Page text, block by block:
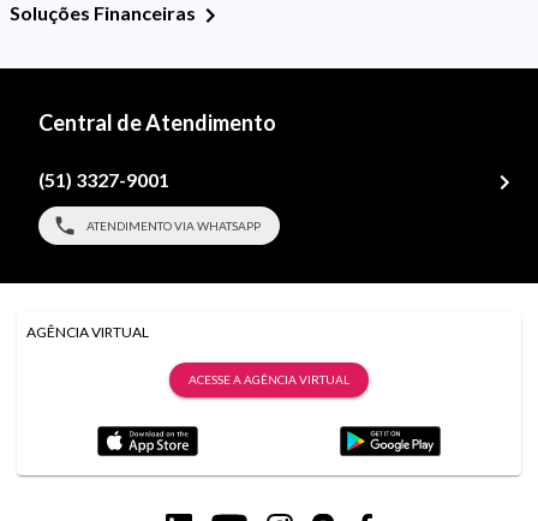
Soluções Financeiras
Central de Atendimento
(51) 3327-9001
ATENDIMENTO VIA WHATSAPP
AGÊNCIA VIRTUAL
ACESSE A AGÊNCIA VIRTUAL